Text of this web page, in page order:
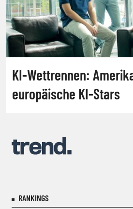
KI-Wettrennen:
europäische KI-Stars
RANKINGS